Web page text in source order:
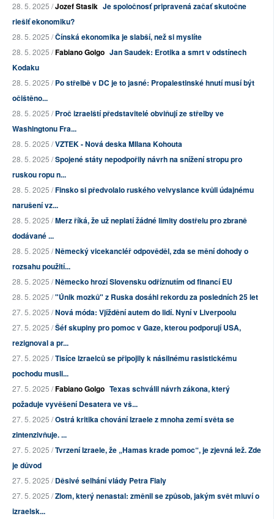
28. 5. 2025 /Jozef Stasik Je spoločnosť pripravená začať skutočne
riešiť ekonomiku?
28. 5. 2025 /Čínská ekonomika je slabší, než si myslíte
28. 5. 2025 /Fabiano Golgo Jan Saudek: Erotika a smrt v odstínech
Kodaku
28. 5. 2025 /Po střelbě v DC je to jasné: Propalestinské hnutí musí být
očištěno...
28. 5. 2025 /Proč izraelští představitelé obviňují ze střelby ve
Washingtonu Fra...
28. 5. 2025 /VZTEK - Nová deska MIlana Kohouta
28. 5. 2025 /Spojené státy nepodpořily návrh na snížení stropu pro
ruskou ropu n...
28. 5. 2025 /Finsko si předvolalo ruského velvyslance kvůli údajnému
narušení vz...
28. 5. 2025 /Merz říká, že už neplatí žádné limity dostřelu pro zbraně
dodávané ...
28. 5. 2025 /Německý vicekancléř odpověděl, zda se mění dohody o
rozsahu použití...
28. 5. 2025 /Německo hrozí Slovensku odříznutím od financí EU
28. 5. 2025 /"Únik mozků" z Ruska dosáhl rekordu za posledních 25 let
27. 5. 2025 /Nová móda: Vjíždění autem do lidí. Nyní v Liverpoolu
27. 5. 2025 /Šéf skupiny pro pomoc v Gaze, kterou podporují USA,
rezignoval a pr...
27. 5. 2025 /Tisíce Izraelců se připojily k násilnému rasistickému
pochodu musli...
27. 5. 2025 /Fabiano Golgo Texas schválil návrh zákona, který
požaduje vyvěšení Desatera ve vš...
27. 5. 2025 /Ostrá kritika chování Izraele z mnoha zemí světa se
zintenzivňuje. ...
27. 5. 2025 /Tvrzení Izraele, že „Hamas krade pomoc“, je zjevná lež. Zde
je důvod
27. 5. 2025 /Děsivé selhání vlády Petra Fialy
27. 5. 2025 /Zlom, který nenastal: změnil se způsob, jakým svět mluví o
izraelsk...